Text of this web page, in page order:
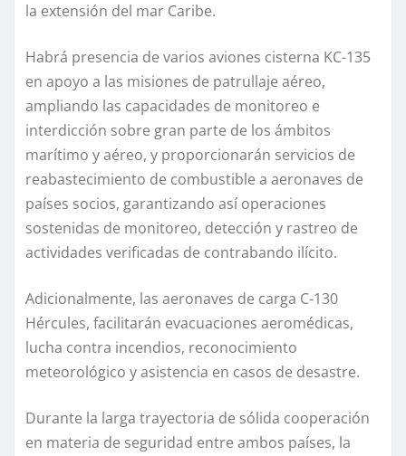
la extensión del mar Caribe.
Habrá presencia de varios aviones cisterna KC-135
en apoyo a las misiones de patrullaje aéreo,
ampliando las capacidades de monitoreo e
interdicción sobre gran parte de los ámbitos
marítimo y aéreo, y proporcionarán servicios de
reabastecimiento de combustible a aeronaves de
países socios, garantizando así operaciones
sostenidas de monitoreo, detección y rastreo de
actividades verificadas de contrabando ilícito.
Adicionalmente, las aeronaves de carga C-130
Hércules, facilitarán evacuaciones aeromédicas,
lucha contra incendios, reconocimiento
meteorológico y asistencia en casos de desastre.
Durante la larga trayectoria de sólida cooperación
en materia de seguridad entre ambos países, la